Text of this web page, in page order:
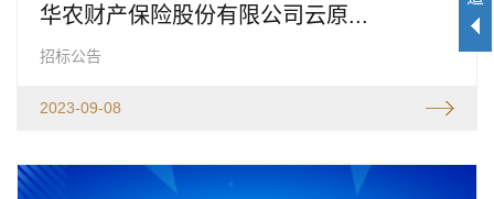
华农财产保险股份有限公司云原...
招标公告
2023-09-08